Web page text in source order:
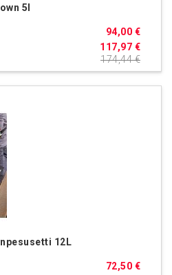
5l
117,97 €
94,00 €
174,44 €
12L
72,50 €